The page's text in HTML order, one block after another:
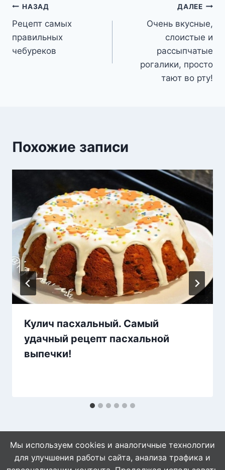
Навигация
по
записям
НАЗАД
Рецепт самых
правильных
чебуреков
ДАЛЕЕ
Очень вкусные,
слоистые и
рассыпчатые
рогалики, просто
тают во рту!
Похожие записи
Кулич пасхальный. Самый
удачный рецепт пасхальной
выпечки!
Мы используем cookies и аналогичные технологии
для улучшения работы сайта, анализа трафика и